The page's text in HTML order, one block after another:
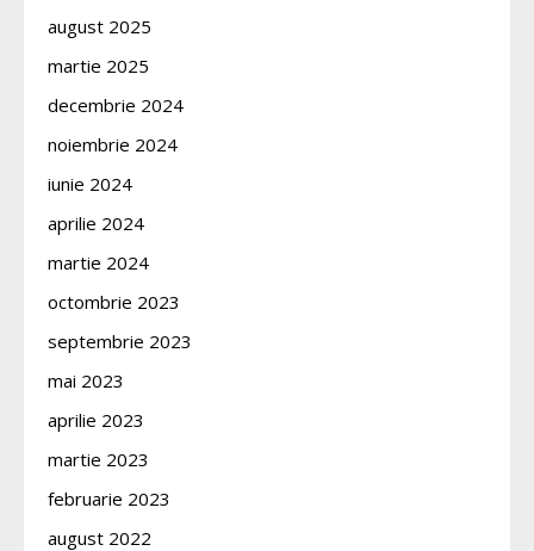
august 2025
martie 2025
decembrie 2024
noiembrie 2024
iunie 2024
aprilie 2024
martie 2024
octombrie 2023
septembrie 2023
mai 2023
aprilie 2023
martie 2023
februarie 2023
august 2022